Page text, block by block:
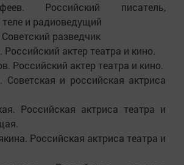
Российский писатель,
теле и радиоведущий
разведчик
Российский актер театра и кино.
Российский актер театра и кино.
Советская и российская актриса
Российская актриса театра и
Российская актриса театра и